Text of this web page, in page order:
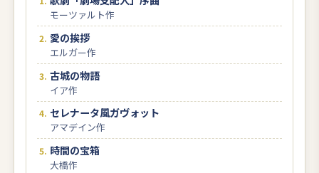
モーツァルト作
愛の挨拶
エルガー作
古城の物語
イア作
セレナータ風ガヴォット
アマデイン作
時間の宝箱
大橋作